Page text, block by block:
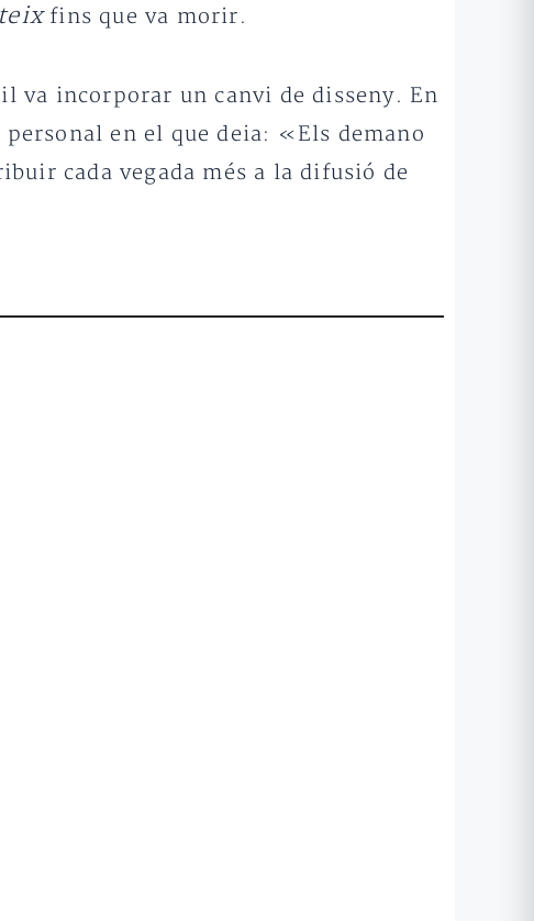
fins que va morir.
va incorporar un canvi de disseny. En
en el que deia: «Els demano
cada vegada més a la difusió de